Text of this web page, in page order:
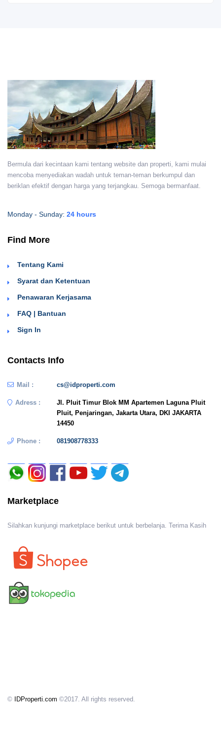
Bermula dari kecintaan kami tentang website dan properti, kami mulai
mencoba menyediakan wadah untuk teman-teman berkumpul dan
beriklan efektif dengan harga yang terjangkau. Semoga bermanfaat.
Monday - Sunday: 24 hours
Find More
Tentang Kami
Syarat dan Ketentuan
Penawaran Kerjasama
FAQ | Bantuan
Sign In
Contacts Info
Mail : cs@idproperti.com
Adress :
Jl. Pluit Timur Blok MM Apartemen Laguna Pluit
Pluit, Penjaringan, Jakarta Utara, DKI JAKARTA
14450
Phone : 081908778333
Marketplace
Silahkan kunjungi marketplace berikut untuk berbelanja. Terima Kasih
© IDProperti.com ©2017. All rights reserved.